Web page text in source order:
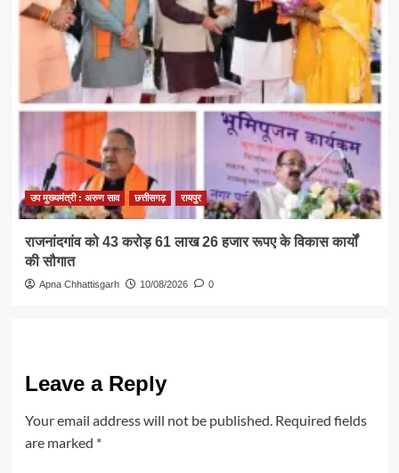
उप मुख्यमंत्री : अरुण साव छत्तीसगढ़ रायपुर
राजनांदगांव को 43 करोड़ 61 लाख 26 हजार रूपए के विकास कार्यों
की सौगात
Apna Chhattisgarh 10/08/2026 0
Leave a Reply
Your email address will not be published. Required fields
are marked *